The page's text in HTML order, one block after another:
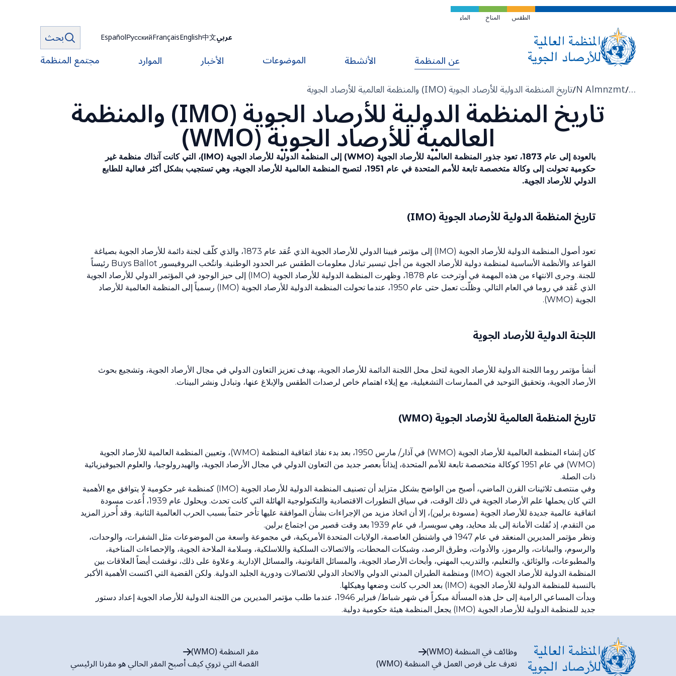
تخطي
الطقس المناخ الماء
عربي中文
English
Français
Русский
Español
بحث
عن المنظمة
الأنشطة الموضوعات الأخبار الموارد مجتمع المنظمة
مسار
التنقل
…
N Almnzmt تاريخ المنظمة الدولية للأرصاد الجوية (IMO) والمنظمة العالمية للأرصاد الجوية تاريخ المنظمة الدولية للأرصاد الجوية (IMO) والمنظمة العالمية للأرصاد الجوية (WMO)
بالعودة إلى عام 1873، تعود جذور المنظمة العالمية للأرصاد الجوية (WMO) إلى المنظمة الدولية للأرصاد الجوية (IMO)، التي كانت آنذاك منظمة غير
حكومية تحولت إلى وكالة متخصصة تابعة للأمم المتحدة في عام 1951، لتصبح المنظمة العالمية للأرصاد الجوية، وهي تستجيب بشكل أكثر فعالية للطابع
الدولي للأرصاد الجوية.
تاريخ المنظمة الدولية للأرصاد الجوية (IMO)
تعود أصول المنظمة الدولية للأرصاد الجوية (IMO) إلى مؤتمر فيينا الدولي للأرصاد الجوية الذي عُقد عام 1873، والذي كلّف لجنة دائمة للأرصاد الجوية بصياغة
القواعد والأنظمة الأساسية لمنظمة دولية للأرصاد الجوية من أجل تيسير تبادل معلومات الطقس عبر الحدود الوطنية. وانتُخب البروفيسور Buys Ballot رئيساً
للجنة. وجرى الانتهاء من هذه المهمة في أوترخت عام 1878، وظهرت المنظمة الدولية للأرصاد الجوية (IMO) إلى حيز الوجود في المؤتمر الدولي للأرصاد الجوية
الذي عُقد في روما في العام التالي. وظلّت تعمل حتى عام 1950، عندما تحولت المنظمة الدولية للأرصاد الجوية (IMO) رسمياً إلى المنظمة العالمية للأرصاد
الجوية (WMO).
اللجنة الدولية للأرصاد الجوية
أنشأ مؤتمر روما اللجنة الدولية للأرصاد الجوية لتحل محل اللجنة الدائمة للأرصاد الجوية، بهدف تعزيز التعاون الدولي في مجال الأرصاد الجوية، وتشجيع بحوث
الأرصاد الجوية، وتحقيق التوحيد في الممارسات التشغيلية، مع إيلاء اهتمام خاص لرصدات الطقس والإبلاغ عنها، وتبادل ونشر البينات.
تاريخ المنظمة العالمية للأرصاد الجوية (WMO)
كان إنشاء المنظمة العالمية للأرصاد الجوية (WMO) في آذار/ مارس 1950، بعد بدء نفاذ اتفاقية المنظمة (WMO)، وتعيين المنظمة العالمية للأرصاد الجوية
(WMO) في عام 1951 كوكالة متخصصة تابعة للأمم المتحدة، إيذاناً بعصر جديد من التعاون الدولي في مجال الأرصاد الجوية، والهيدرولوجيا، والعلوم الجيوفيزيائية
ذات الصلة.
وفي منتصف ثلاثينات القرن الماضي، أصبح من الواضح بشكل متزايد أن تصنيف المنظمة الدولية للأرصاد الجوية (IMO) كمنظمة غير حكومية لا يتوافق مع الأهمية
التي كان يحملها علم الأرصاد الجوية في ذلك الوقت، في سياق التطورات الاقتصادية والتكنولوجية الهائلة التي كانت تحدث. وبحلول عام 1939، أُعدت مسودة
اتفاقية عالمية جديدة للأرصاد الجوية (مسودة برلين)، إلا أن اتخاذ مزيد من الإجراءات بشأن الموافقة عليها تأخر حتماً بسبب الحرب العالمية الثانية. وقد أُحرز المزيد
من التقدم، إذ نُقلت الأمانة إلى بلد محايد، وهي سويسرا، في عام 1939 بعد وقت قصير من اجتماع برلين.
ونظر مؤتمر المديرين المنعقد في عام 1947 في واشنطن العاصمة، الولايات المتحدة الأمريكية، في مجموعة واسعة من الموضوعات مثل الشفرات، والوحدات،
والرسوم، والبيانات، والرموز، والأدوات، وطرق الرصد، وشبكات المحطات، والاتصالات السلكية واللاسلكية، وسلامة الملاحة الجوية، والإحصاءات المناخية،
والمطبوعات، والوثائق، والتعليم، والتدريب المهني، وأبحاث الأرصاد الجوية، والمسائل القانونية، والمسائل الإدارية. وعلاوة على ذلك، نوقشت أيضاً العلاقات بين
المنظمة الدولية للأرصاد الجوية (IMO) ومنظمة الطيران المدني الدولي والاتحاد الدولي للاتصالات ودورية الجليد الدولية. ولكن القضية التي اكتست الأهمية الأكبر
بالنسبة للمنظمة الدولية للأرصاد الجوية (IMO) بعد الحرب كانت وضعها وهيكلها.
وبدأت المساعي الرامية إلى حل هذه المسألة مبكراً في شهر شباط/ فبراير 1946، عندما طلب مؤتمر المديرين من اللجنة الدولية للأرصاد الجوية إعداد دستور
جديد للمنظمة الدولية للأرصاد الجوية (IMO) يجعل المنظمة هيئة حكومية دولية.
وظائف في المنظمة (WMO)
تعرف على فرص العمل في المنظمة (WMO)
مقر المنظمة (WMO)
القصة التي تروي كيف أصبح المقر الحالي هو مقرنا الرئيسي